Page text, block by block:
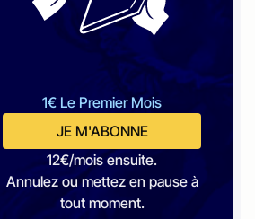
1€ Le Premier Mois
JE M'ABONNE
12€/mois ensuite.
Annulez ou mettez en pause à
tout moment.